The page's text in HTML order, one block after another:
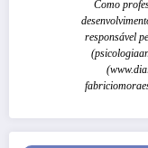
Como
responsável